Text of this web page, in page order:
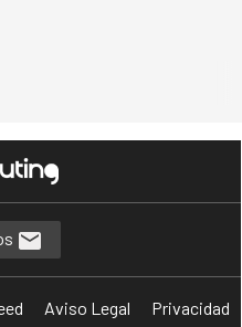
Aviso Legal
Privacidad